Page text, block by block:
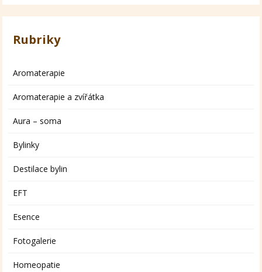
Rubriky
Aromaterapie
Aromaterapie a zvířátka
Aura – soma
Bylinky
Destilace bylin
EFT
Esence
Fotogalerie
Homeopatie